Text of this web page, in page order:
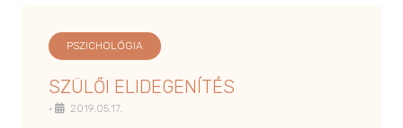
PSZICHOLÓGIA
SZÜLŐI ELIDEGENÍTÉS
• 2019.05.17.